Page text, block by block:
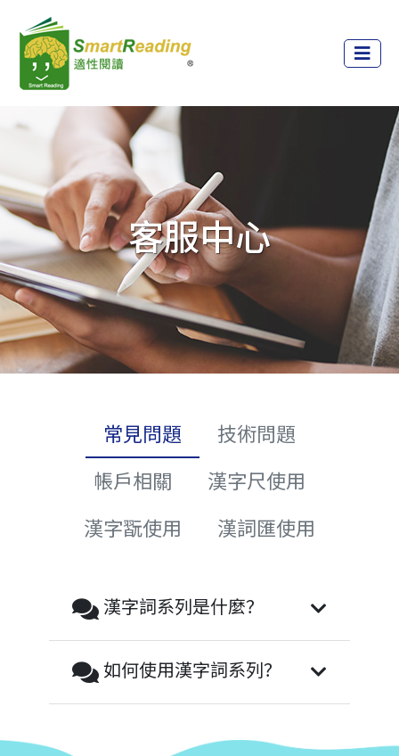
客服中心
常見問題
技術問題
帳戶相關
漢字尺使用
漢字翫使用
漢詞匯使用
漢字詞系列是什麼？
如何使用漢字詞系列？